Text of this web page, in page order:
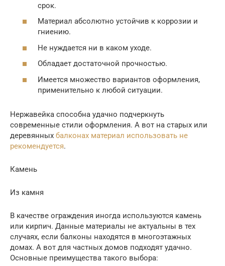
срок.
Материал абсолютно устойчив к коррозии и
гниению.
Не нуждается ни в каком уходе.
Обладает достаточной прочностью.
Имеется множество вариантов оформления,
применительно к любой ситуации.
Нержавейка способна удачно подчеркнуть
современные стили оформления. А вот на старых или
деревянных балконах материал использовать не
рекомендуется.
Камень
Из камня
В качестве ограждения иногда используются камень
или кирпич. Данные материалы не актуальны в тех
случаях, если балконы находятся в многоэтажных
домах. А вот для частных домов подходят удачно.
Основные преимущества такого выбора: